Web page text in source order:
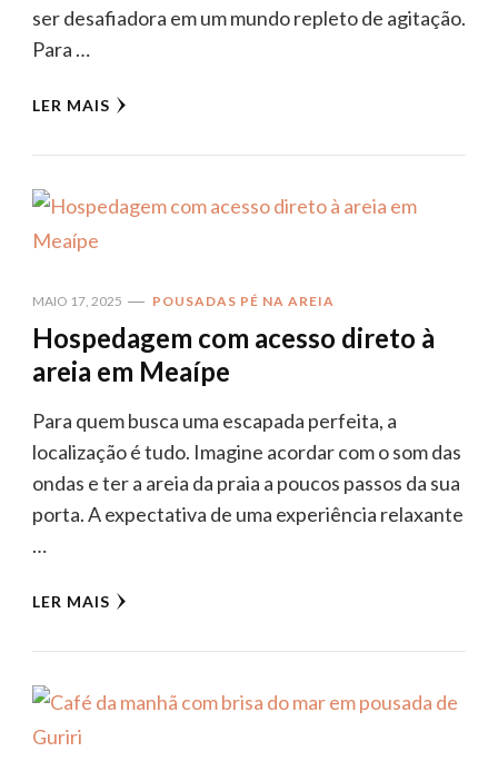
ser desafiadora em um mundo repleto de agitação.
Para …
LER MAIS
MAIO 17, 2025 POUSADAS PÉ NA AREIA
Hospedagem com acesso direto à
areia em Meaípe
Para quem busca uma escapada perfeita, a
localização é tudo. Imagine acordar com o som das
ondas e ter a areia da praia a poucos passos da sua
porta. A expectativa de uma experiência relaxante
…
LER MAIS